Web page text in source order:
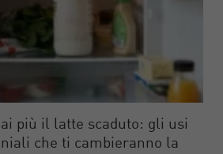
più il latte scaduto: gli usi
che ti cambieranno la